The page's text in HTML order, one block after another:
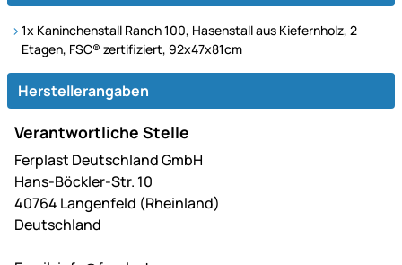
1x Kaninchenstall Ranch 100, Hasenstall aus Kiefernholz, 2
Etagen, FSC® zertifiziert, 92x47x81cm
Herstellerangaben
Verantwortliche Stelle
Ferplast Deutschland GmbH
Hans-Böckler-Str. 10
40764 Langenfeld (Rheinland)
Deutschland